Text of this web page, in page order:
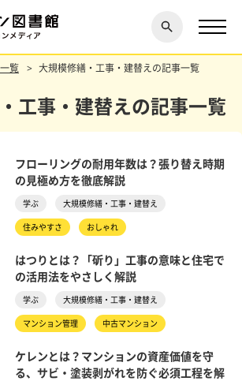
探す
閉じ
る
覧 大規模修繕・工事・建替えの記事一覧
工事・建替えの記事一覧
フローリングの耐用年数は？張り替え時期
の見極め方を徹底解説
学ぶ 大規模修繕・工事・建替え
住みやすさ おしゃれ
はつりとは？「斫り」工事の意味と住宅で
の活用法をやさしく解説
学ぶ 大規模修繕・工事・建替え
マンション管理 中古マンション
ケレンとは？マンションの資産価値を守
る、サビ・塗装剥がれを防ぐ必須工程を解